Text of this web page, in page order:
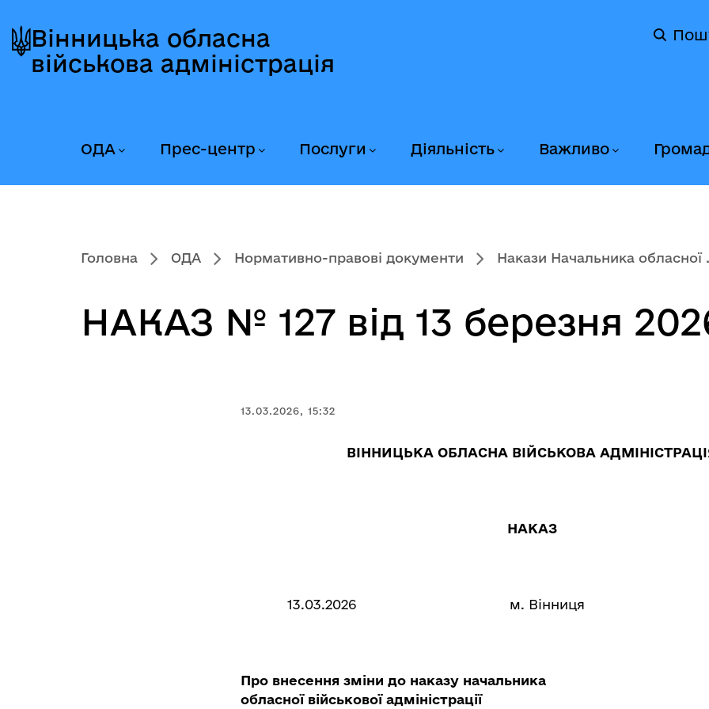
до
головного
до
головного
вмісту
до
головного
колонтитула
Вінницька обласна
військова адміністрація
ОДА Прес-центр Послуги Діяльність Важливо
Головна ОДА Нормативно-правові документи Накази Начальника обласної
НАКАЗ № 127 від 13 березня
13.03.2026, 15:32
ВІННИЦЬКА ОБЛАСНА ВІЙСЬКОВА
НАКАЗ
13.03.2026 м. Вінниця
Про внесення зміни до наказу начальника
обласної військової адміністрації